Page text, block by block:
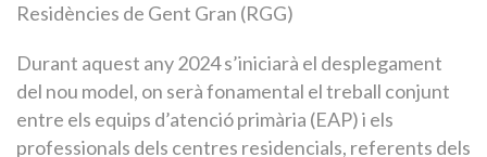
Residències de Gent Gran (RGG)
Durant aquest any 2024 s’iniciarà el desplegament
del nou model, on serà fonamental el treball conjunt
entre els equips d’atenció primària (EAP) i els
professionals dels centres residencials, referents dels